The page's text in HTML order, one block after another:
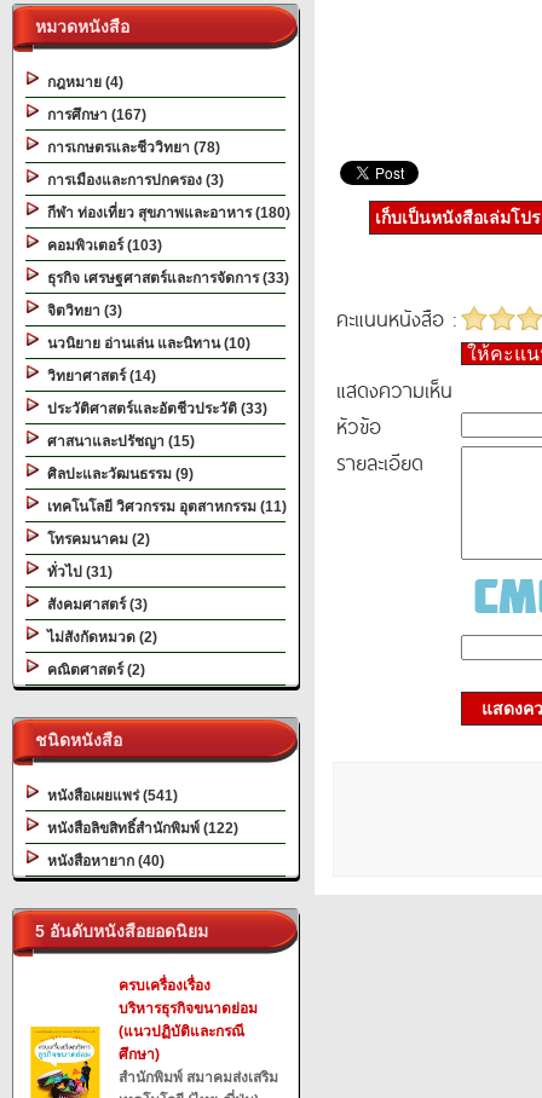
หมวดหนังสือ
กฎหมาย (4)
การศึกษา (167)
การเกษตรและชีววิทยา (78)
การเมืองและการปกครอง (3)
กีฬา ท่องเที่ยว สุขภาพและอาหาร (180)
คอมพิวเตอร์ (103)
ธุรกิจ เศรษฐศาสตร์และการจัดการ (33)
จิตวิทยา (3)
นวนิยาย อ่านเล่น และนิทาน (10)
วิทยาศาสตร์ (14)
ประวัติศาสตร์และอัตชีวประวัติ (33)
ศาสนาและปรัชญา (15)
ศิลปะและวัฒนธรรม (9)
เทคโนโลยี วิศวกรรม อุตสาหกรรม (11)
โทรคมนาคม (2)
ทั่วไป (31)
สังคมศาสตร์ (3)
ไม่สังกัดหมวด (2)
คณิตศาสตร์ (2)
ชนิดหนังสือ
หนังสือเผยแพร่ (541)
หนังสือลิขสิทธิ์สำนักพิมพ์ (122)
หนังสือหายาก (40)
5 อันดับหนังสือยอดนิยม
ครบเครื่องเรื่อง
บริหารธุรกิจขนาดย่อม
(แนวปฏิบัติและกรณี
ศึกษา)
สำนักพิมพ์ สมาคมส่งเสริม
เก็บเป็นหนังสือเล่มโป
คะแนนหนังสือ :
ให้คะแ
แสดงความเห็น
หัวข้อ
รายละเอียด
แสดงค